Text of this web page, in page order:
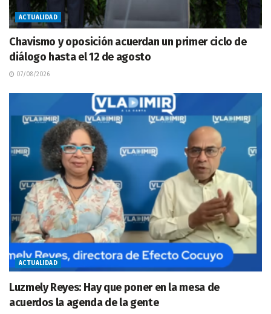
ACTUALIDAD
Chavismo y oposición acuerdan un primer ciclo de
diálogo hasta el 12 de agosto
07/08/2026
ACTUALIDAD
Luzmely Reyes: Hay que poner en la mesa de
acuerdos la agenda de la gente